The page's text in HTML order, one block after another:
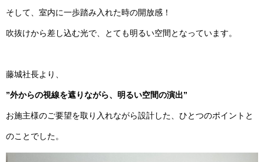
そして、室内に一歩踏み入れた時の開放感！
吹抜けから差し込む光で、とても明るい空間となっています。
藤城社長より、
”外からの視線を遮りながら、明るい空間の演出”
お施主様のご要望を取り入れながら設計した、ひとつのポイントと
のことでした。